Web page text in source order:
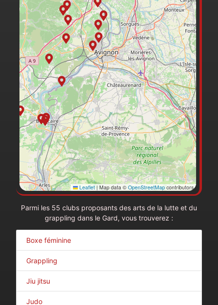
Leaflet | Map data ©OpenStreetMap contributors
Parmi les 55 clubs proposants des arts de la lutte et du
grappling dans le Gard, vous trouverez :
Boxe féminine
Grappling
Jiu jitsu
Judo